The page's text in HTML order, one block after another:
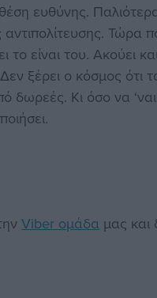
ευθύνης.
Τώρα
είναι του. Ακούει
ξέρει ο κόσμος
δωρεές. Κι όσο να
Viber ομάδα μας και